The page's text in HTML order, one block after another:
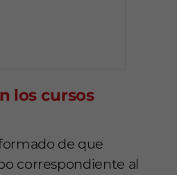
los cursos
de que
correspondiente al